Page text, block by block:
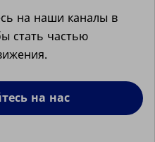
на наши каналы в
стать частью
на нас